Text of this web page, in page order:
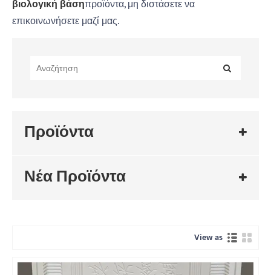
βιολογική βάσηπροϊόντα, μη διστάσετε να
επικοινωνήσετε μαζί μας.
Προϊόντα
Νέα Προϊόντα
View as